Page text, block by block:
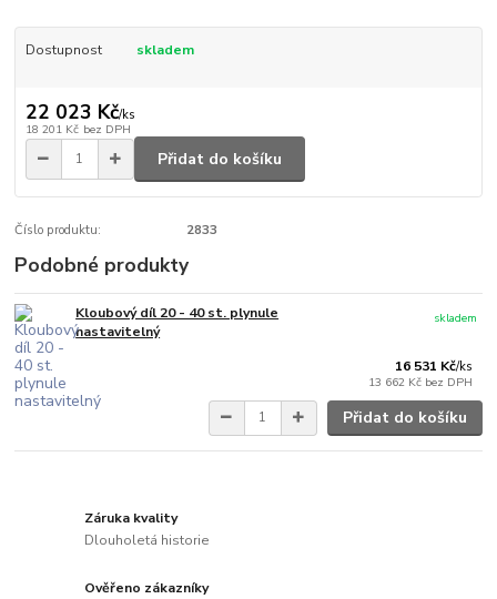
Dostupnost skladem
22 023 Kč/ks
18 201 Kč bez DPH
Přidat do košíku
Číslo produktu: 2833
Podobné produkty
Kloubový díl 20 - 40 st. plynule
nastavitelný
16 531 Kč/ks
13 662 Kč bez DPH
skladem
Přidat do košíku
Záruka kvality
Dlouholetá historie
Ověřeno zákazníky